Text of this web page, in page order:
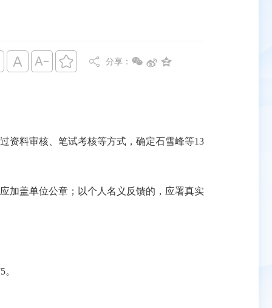
    分享：   
料审核、笔试考核等方式，确定石雪峰等13
盖单位公章；以个人名义反馈的，应署真实